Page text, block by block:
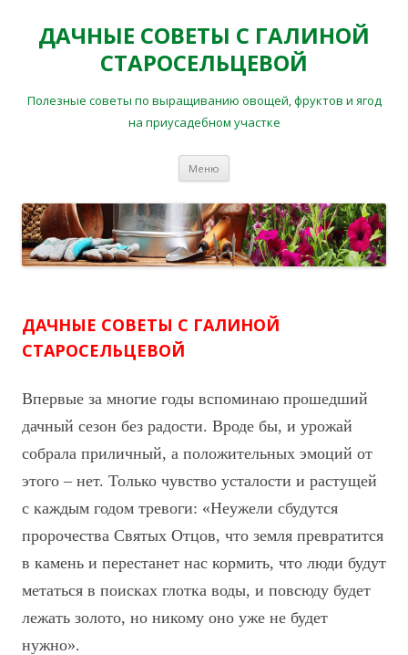
ДАЧНЫЕ СОВЕТЫ С ГАЛИНОЙ
СТАРОСЕЛЬЦЕВОЙ
Полезные советы по выращиванию овощей, фруктов и ягод
на приусадебном участке
Меню
ДАЧНЫЕ СОВЕТЫ С ГАЛИНОЙ
СТАРОСЕЛЬЦЕВОЙ
Впервые за многие годы вспоминаю прошедший
дачный сезон без радости. Вроде бы, и урожай
собрала приличный, а положительных эмоций от
этого – нет. Только чувство усталости и растущей
с каждым годом тревоги: «Неужели сбудутся
пророчества Святых Отцов, что земля превратится
в камень и перестанет нас кормить, что люди будут
метаться в поисках глотка воды, и повсюду будет
лежать золото, но никому оно уже не будет
нужно».